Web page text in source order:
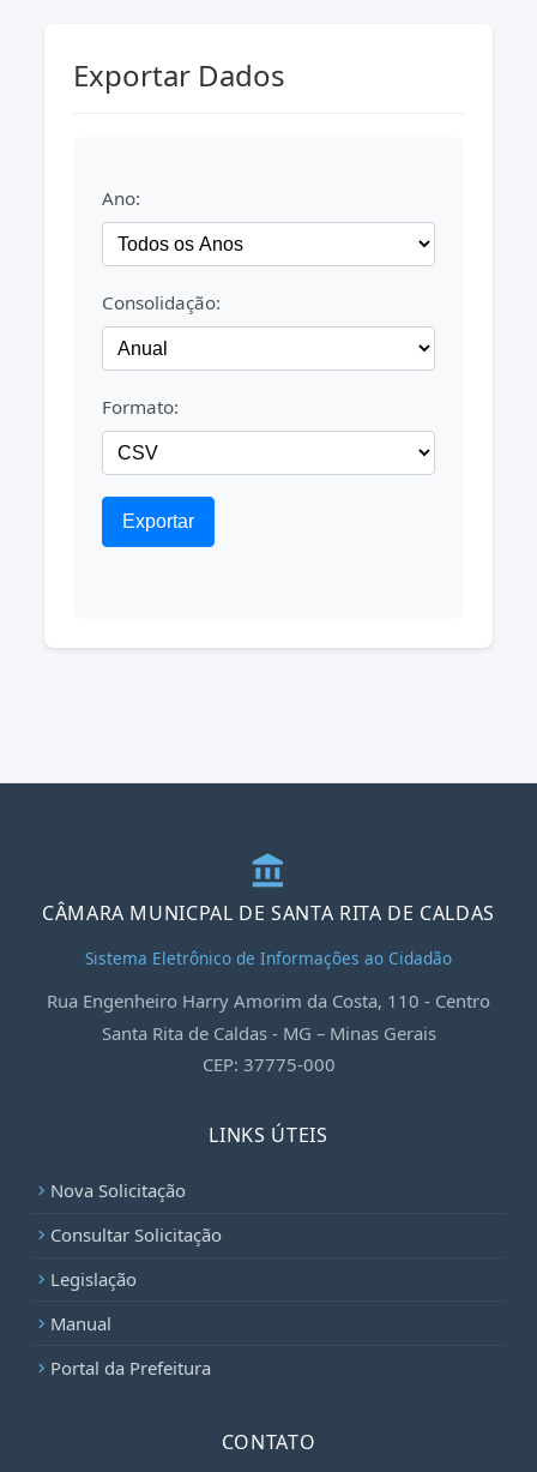
Exportar Dados
Ano:
Consolidação:
Formato:
Exportar
account_balance
CÂMARA MUNICPAL DE SANTA RITA DE CALDAS
Sistema Eletrônico de Informações ao Cidadão
Rua Engenheiro Harry Amorim da Costa, 110 - Centro
Santa Rita de Caldas - MG – Minas Gerais
CEP: 37775-000
LINKS ÚTEIS
chevron_right Nova Solicitação
chevron_right Consultar Solicitação
chevron_right Legislação
chevron_right Manual
chevron_right Portal da Prefeitura
CONTATO